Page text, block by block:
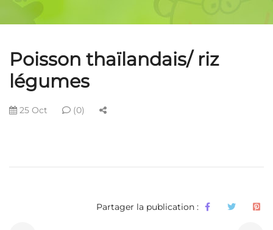
Poisson thaïlandais/ riz
légumes
25 Oct (0)
Partager la publication :